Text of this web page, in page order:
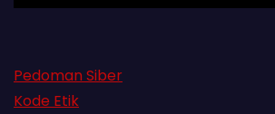
Pedoman Siber
Kode Etik